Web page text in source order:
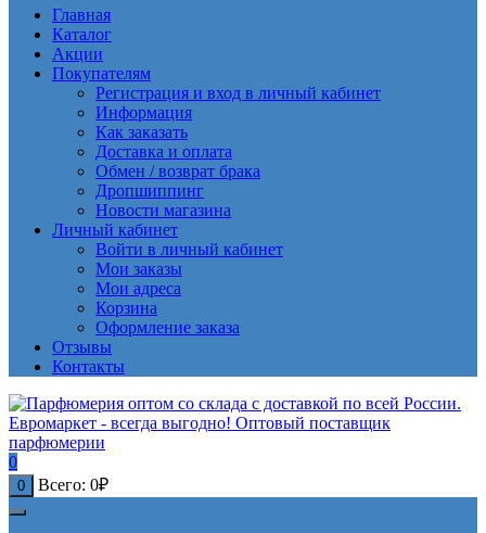
Главная
Каталог
Акции
Покупателям
Регистрация и вход в личный кабинет
Информация
Как заказать
Доставка и оплата
Обмен / возврат брака
Дропшиппинг
Новости магазина
Личный кабинет
Войти в личный кабинет
Мои заказы
Мои адреса
Корзина
Оформление заказа
Отзывы
Контакты
0
0 Всего: 0₽